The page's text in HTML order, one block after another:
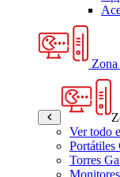
Ver todo
Portátiles
Torres